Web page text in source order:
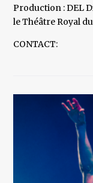
Production : DEL
le Théâtre Royal
CONTACT: